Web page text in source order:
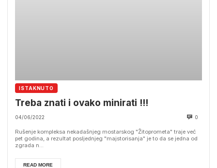
ISTAKNUTO
Treba znati i ovako minirati !!!
04/06/2022 0
Rušenje kompleksa nekadašnjeg mostarskog "Žitoprometa" traje već
pet godina, a rezultat posljednjeg "majstorisanja" je to da se jedna od
zgrada n...
READ MORE